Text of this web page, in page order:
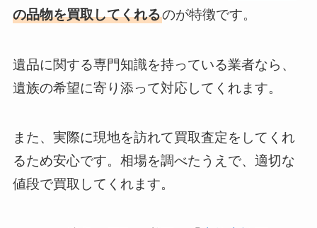
の品物を買取してくれるのが特徴です。
遺品に関する専門知識を持っている業者なら、
遺族の希望に寄り添って対応してくれます。
また、実際に現地を訪れて買取査定をしてくれ
るため安心です。相場を調べたうえで、適切な
値段で買取してくれます。